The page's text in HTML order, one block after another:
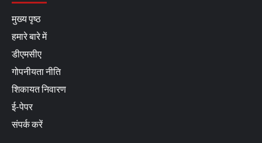
मुख्य पृष्ठ
हमारे बारे में
डीएमसीए
गोपनीयता नीति
शिकायत निवारण
ई-पेपर
संपर्क करें